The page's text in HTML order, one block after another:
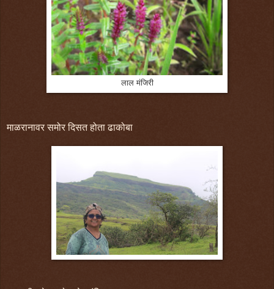
लाल मंजिरी
माळरानावर समोर दिसत होता ढाकोबा